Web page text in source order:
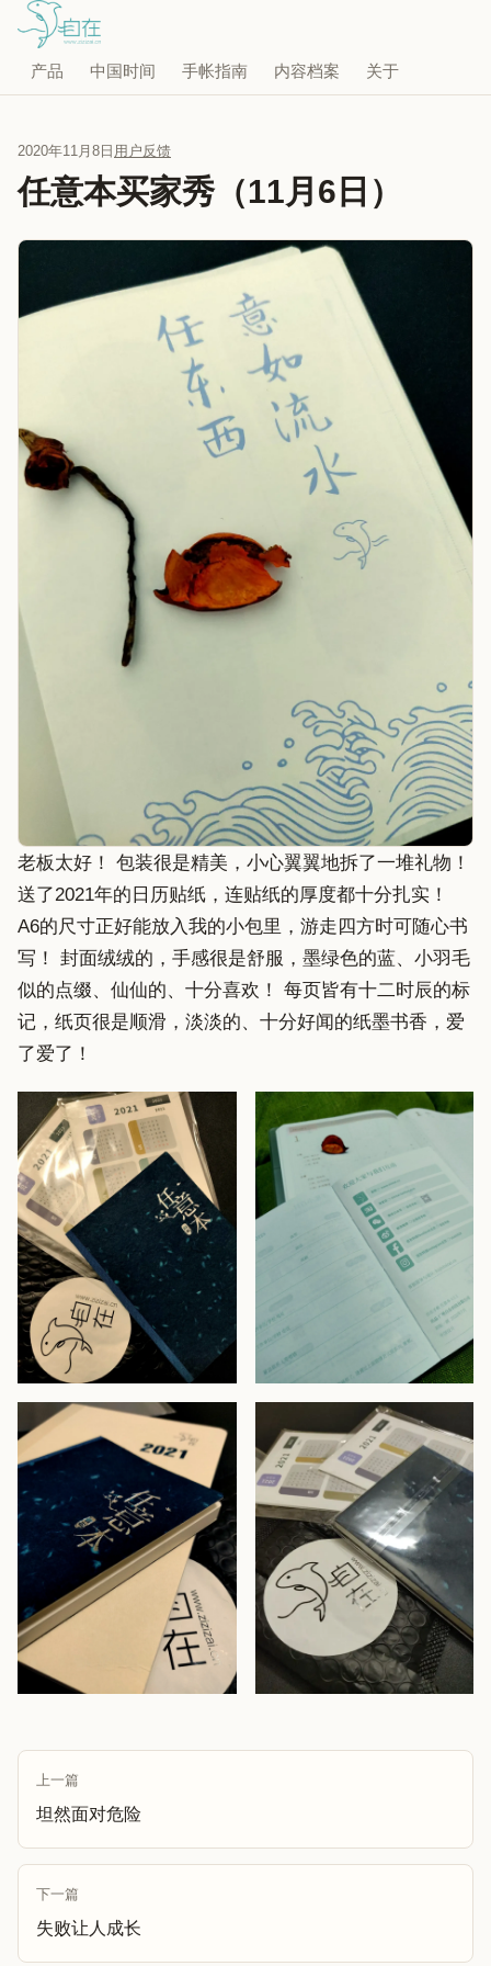
产品 中国时间 手帐指南 内容档案 关于
2020年11月8日 用户反馈
任意本买家秀（11月6日）
老板太好！ 包装很是精美，小心翼翼地拆了一堆礼物！
送了2021年的日历贴纸，连贴纸的厚度都十分扎实！
A6的尺寸正好能放入我的小包里，游走四方时可随心书
写！ 封面绒绒的，手感很是舒服，墨绿色的蓝、小羽毛
似的点缀、仙仙的、十分喜欢！ 每页皆有十二时辰的标
记，纸页很是顺滑，淡淡的、十分好闻的纸墨书香，爱
了爱了！
上一篇
坦然面对危险
下一篇
失败让人成长